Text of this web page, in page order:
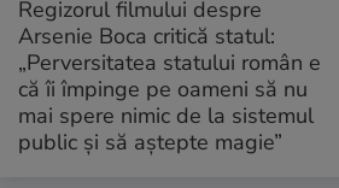
Regizorul filmului despre
Arsenie Boca critică statul:
„Perversitatea statului român e
că îi împinge pe oameni să nu
mai spere nimic de la sistemul
public și să aștepte magie”